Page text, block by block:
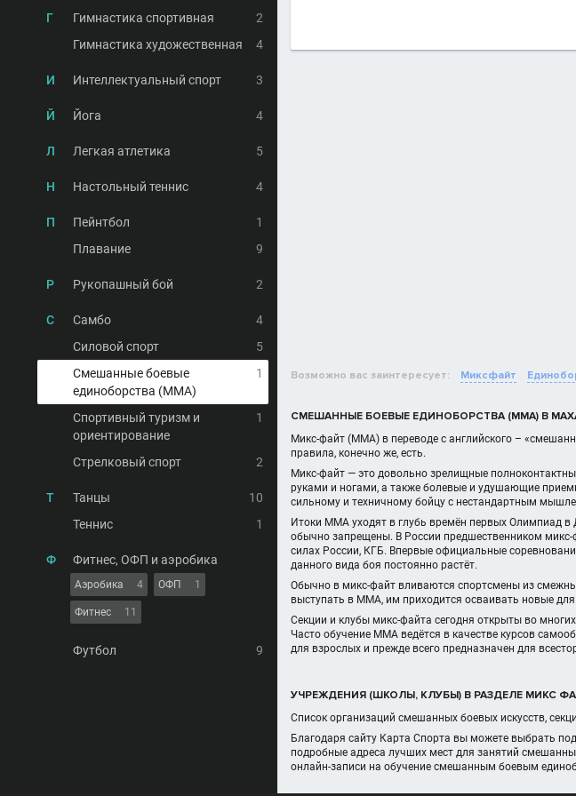
Г Гимнастика спортивная
2
Гимнастика художественная
4
И Интеллектуальный спорт 3
Й Йога 4
Л Легкая атлетика 5
Н Настольный теннис 4
П Пейнтбол
1
Плавание
9
Р Рукопашный бой 2
С Самбо
4
Силовой спорт
5
Смешанные боевые
единоборства (MMA)
1
Спортивный туризм и
ориентирование
1
Стрелковый спорт 2
Т Танцы
10
Теннис
1
Ф Фитнес, ОФП и аэробика
Аэробика 4 ОФП 1
Фитнес 11
Футбол 9
Возможно вас заинтересует: Миксфайт
СМЕШАННЫЕ БОЕВЫЕ ЕДИНОБОРСТВА (MMA) В
Микс-файт (ММА) в переводе с английского –
правила, конечно же, есть.
Микс-файт — это довольно зрелищные
руками и ногами, а также болевые и удушающие
сильному и техничному бойцу с нестандартным
Итоки ММА уходят в глубь времён первых Олимпиад
обычно запрещены. В России предшественником
силах России, КГБ. Впервые официальные
данного вида боя постоянно растёт.
Обычно в микс-файт вливаются спортсмены из
выступать в ММА, им приходится осваивать новые
Секции и клубы микс-файта сегодня открыты во
Часто обучение ММА ведётся в качестве курсов
для взрослых и прежде всего предназначен для
УЧРЕЖДЕНИЯ (ШКОЛЫ, КЛУБЫ) В РАЗДЕЛЕ МИКС
Список организаций смешанных боевых искусств,
Благодаря сайту Карта Спорта вы можете выбрать
подробные адреса лучших мест для занятий
онлайн-записи на обучение смешанным боевым